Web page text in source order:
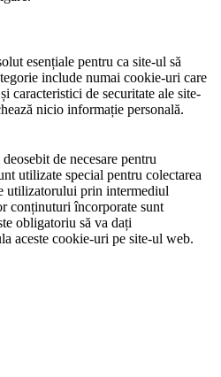
esențiale pentru ca site-ul să
include numai cookie-uri care
caracteristici de securitate ale site-
nicio informație personală.
de necesare pentru
utilizate special pentru colectarea
utilizatorului prin intermediul
conținuturi încorporate sunt
obligatoriu să va dați
aceste cookie-uri pe site-ul web.